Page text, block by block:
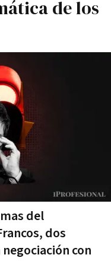
de los
del
dos
con